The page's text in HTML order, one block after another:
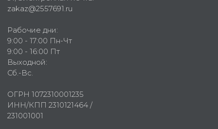
zakaz@2557691.ru
Рабочие дни:
9:00 - 17:00 Пн-Чт
9:00 - 16:00 Пт
Выходной:
Сб.-Вс.
ОГРН 1072310001235
ИНН/КПП 2310121464 /
231001001